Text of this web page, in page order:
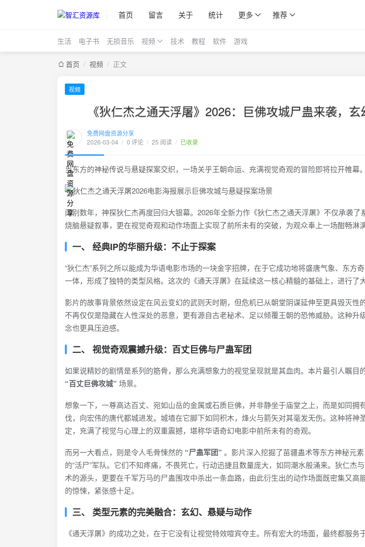
首页 留言 关于 统计 更多 推荐
生活 电子书 无损音乐 视频 技术 教程 软件 游戏
首页 / 视频 / 正文
视频
《狄仁杰之通天浮屠》2026：巨佛攻城尸蛊来袭，
免费网盘资源分享
2026-03-04 / 0 评论 / 25 阅读 / 已收录
当东方的神秘传说与悬疑探案交织，一场关乎王朝命运、充满视觉奇观的冒险即将拉开帷幕。
阔别数年，神探狄仁杰再度回归大银幕。2026年全新力作《狄仁杰之通天浮屠》不仅承袭了
烧脑悬疑叙事，更在视觉奇观和动作场面上实现了前所未有的突破，为观众奉上一场酣畅淋
一、 经典IP的华丽升级：不止于探案
“狄仁杰”系列之所以能成为华语电影市场的一块金字招牌，在于它成功地将盛唐气象、东方
一体，形成了独特的类型风格。这次的《通天浮屠》在延续这一核心精髓的基础上，进行了
影片的故事背景依然设定在风云变幻的武则天时期，但危机已从朝堂阴谋延伸至更具毁灭性
不再仅仅是隐藏在人性深处的恶意，更有源自古老秘术、足以倾覆王朝的恐怖威胁。这种升
念也更具压迫感。
二、 视觉奇观震撼升级：百丈巨佛与尸蛊军团
如果说精妙的剧情是系列的筋骨，那么充满想象力的视觉呈现就是其血肉。本片最引人瞩目
“百丈巨佛攻城” 场景。
想象一下，一尊高达百丈、宛如山岳的金属或石质巨佛，并非静坐于庙堂之上，而是如同拥
伐，向宏伟的唐代都城进发。城墙在它脚下如同积木，烽火与箭矢对其毫发无伤。这种将神
定，充满了视觉与心理上的双重震撼，堪称华语奇幻电影中前所未有的奇观。
而另一大看点，则是令人毛骨悚然的 “尸蛊军团” 。影片深入挖掘了苗疆蛊术等东方神秘元
的“活尸”军队。它们不知疼痛，不畏死亡，行动迅捷且数量庞大，如同潮水般涌来。狄仁杰
术的源头，更要在千军万马的尸蛊围攻中杀出一条血路，由此衍生出的动作场面既密集又高
的惊悚，紧张感十足。
三、 类型元素的完美融合：玄幻、悬疑与动作
《通天浮屠》的成功之处，在于它没有让视觉特效喧宾夺主。所有宏大的场面，最终都服务